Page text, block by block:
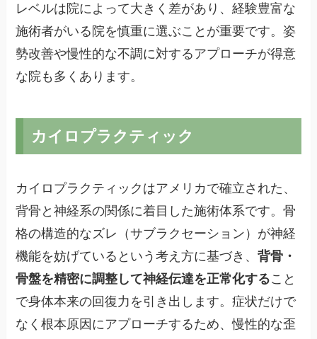
レベルは院によって大きく差があり、経験豊富な
施術者がいる院を慎重に選ぶことが重要です。姿
勢改善や慢性的な不調に対するアプローチが得意
な院も多くあります。
カイロプラクティック
カイロプラクティックはアメリカで確立された、
背骨と神経系の関係に着目した施術体系です。骨
格の構造的なズレ（サブラクセーション）が神経
機能を妨げているという考え方に基づき、背骨・
骨盤を精密に調整して神経伝達を正常化すること
で身体本来の回復力を引き出します。症状だけで
なく根本原因にアプローチするため、慢性的な歪